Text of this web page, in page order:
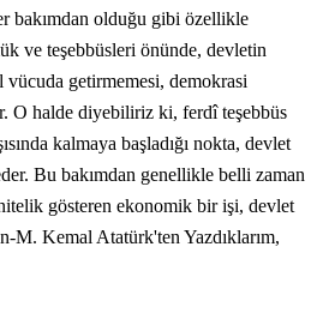
bakımdan olduğu gibi özellikle
ve teşebbüsleri önünde, devletin
getirmemesi, demokrasi
O halde diyebiliriz ki, ferdî teşebbüs
kalmaya başladığı nokta, devlet
Bu bakımdan genellikle belli zaman
gösteren ekonomik bir işi, devlet
M. Kemal Atatürk'ten Yazdıklarım,